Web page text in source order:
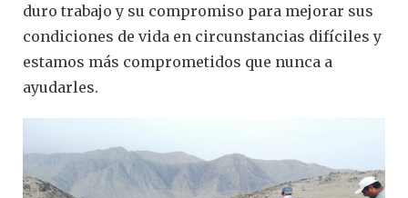
duro trabajo y su compromiso para mejorar sus
condiciones de vida en circunstancias difíciles y
estamos más comprometidos que nunca a
ayudarles.